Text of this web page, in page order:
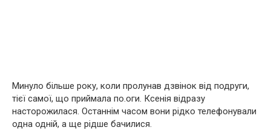
Минуло більше року, коли пролунав дзвінок від подруги,
тієї самої, що приймала по.оги. Ксенія відразу
насторожилася. Останнім часом вони рідко телефонували
одна одній, а ще рідше бачилися.